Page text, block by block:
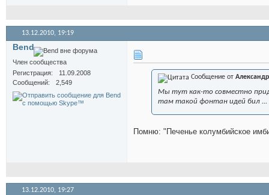
13.12.2010, 19:19
Bend
Член сообщества
Регистрация
11.09.2008
Сообщений
2,549
Сообщение от
Мы тут как-то совместно
там такой фонтан идей бил ...
Помню: "Печенье колумбийское
13.12.2010, 19:27